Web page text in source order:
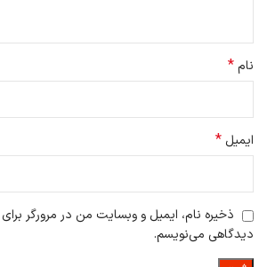
نام*
ایمیل *
ذخیره نام، ایمیل و وبسایت من در مرورگر برای
دیدگاهی می‌نویسم.